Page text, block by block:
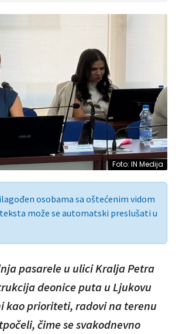
Foto: IN Medija
osobama sa oštećenim vidom
može se automatski preslušati u
pasarele u ulici Kralja Petra
deonice puta u Ljukovu
kao prioriteti, radovi na terenu
čime se svakodnevno